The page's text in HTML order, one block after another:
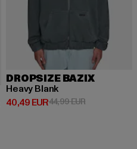
DROPSIZE BAZIX
Heavy Blank
40,49 EUR
Derzeitiger Preis: 40,49 EUR
44,99 EURAktionspreis: